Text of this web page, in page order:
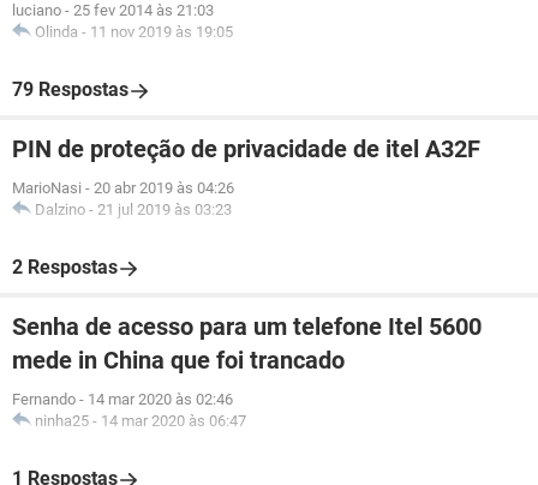
luciano - 25 fev 2014 às 21:03
Olinda - 11 nov 2019 às 19:05
79 Respostas
PIN de proteção de privacidade de itel A32F
MarioNasi - 20 abr 2019 às 04:26
Dalzino - 21 jul 2019 às 03:23
2 Respostas
Senha de acesso para um telefone Itel 5600
mede in China que foi trancado
Fernando - 14 mar 2020 às 02:46
ninha25 - 14 mar 2020 às 06:47
1 Respostas